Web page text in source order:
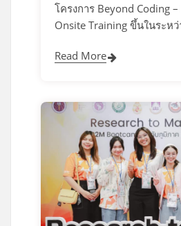
โครงการ Beyond Coding
Onsite Training ขึ้นในระห
Read More